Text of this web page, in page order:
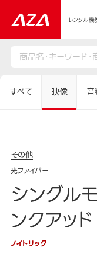
レンタル機
すべて 映像
その他
光ファイバー
シングル
ンクアッ
ノイトリック